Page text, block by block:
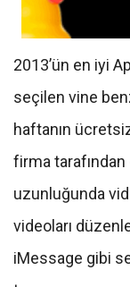
2013’ün en iyi
seçilen vine
haftanın
firma
uzunluğunda
videoları
iMessage gibi